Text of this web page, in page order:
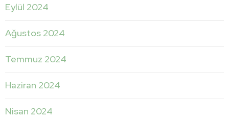
Eylül 2024
Ağustos 2024
Temmuz 2024
Haziran 2024
Nisan 2024